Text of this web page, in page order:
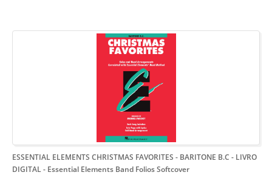
ESSENTIAL ELEMENTS CHRISTMAS FAVORITES - BARITONE B.C - LIVRO
DIGITAL- Essential Elements Band Folios Softcover